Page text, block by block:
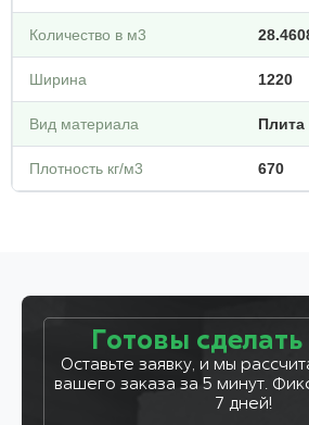
Количество в м3
Ширина 1220
Вид материала Плита
Плотность кг/м3 670
Готовы сделать
Оставьте заявку, и мы
вашего заказа за 5 минут.
7 дней!